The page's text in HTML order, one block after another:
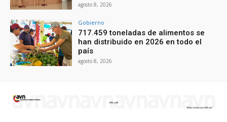
agosto 8, 2026
Gobierno
717.459 toneladas de alimentos se
han distribuido en 2026 en todo el
país
agosto 8, 2026